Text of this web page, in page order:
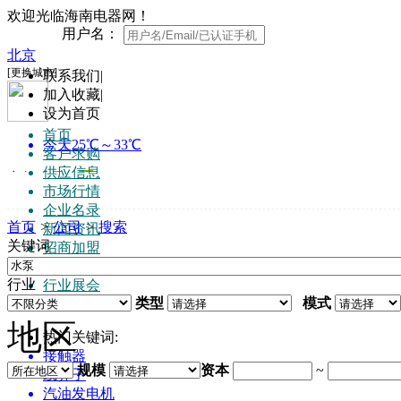
欢迎光临海南电器网！
用户名：
联系我们|
加入收藏|
设为首页
首页
客户求购
供应信息
市场行情
企业名录
新闻资讯
招商加盟
行业展会
人才招聘
热门关键词:
接触器
线鼻子
汽油发电机
首页 > 公司 > 搜索
关键词
行业
类型
模式
地区
规模 资本 ~